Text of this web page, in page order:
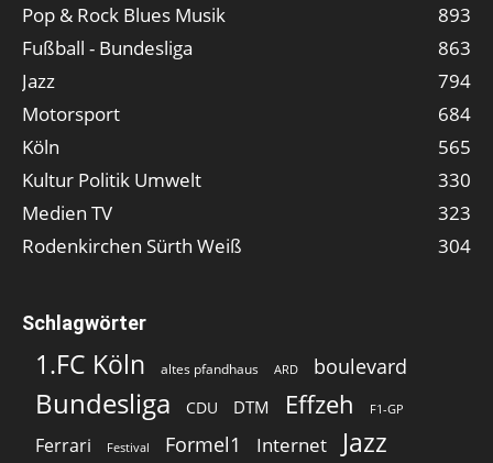
Pop & Rock Blues Musik
893
Fußball - Bundesliga
863
Jazz
794
Motorsport
684
Köln
565
Kultur Politik Umwelt
330
Medien TV
323
Rodenkirchen Sürth Weiß
304
Schlagwörter
1.FC Köln altes pfandhaus ARD boulevard
Bundesliga CDU DTM Effzeh F1-GP
Ferrari Festival Formel1 Internet Jazz